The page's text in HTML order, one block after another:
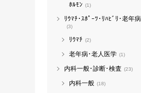
ﾎﾙﾓﾝ (1)
ﾘｳﾏﾁ･ｽﾎﾟｰﾂ･ﾘﾊﾋﾞﾘ･老年病
(3)
ﾘｳﾏﾁ (2)
老年病･老人医学 (1)
内科一般･診断･検査 (23)
内科一般 (18)